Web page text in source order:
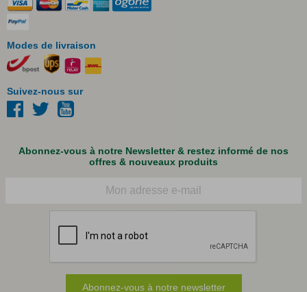
Modes de livraison
Suivez-nous sur
Abonnez-vous à notre Newsletter & restez informé de nos
offres & nouveaux produits
Abonnez-vous à notre newsletter